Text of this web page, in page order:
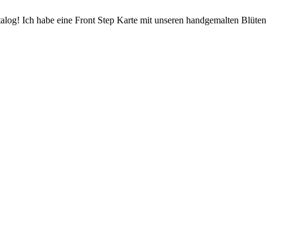
Ich habe eine Front Step Karte mit unseren handgemalten Blüten